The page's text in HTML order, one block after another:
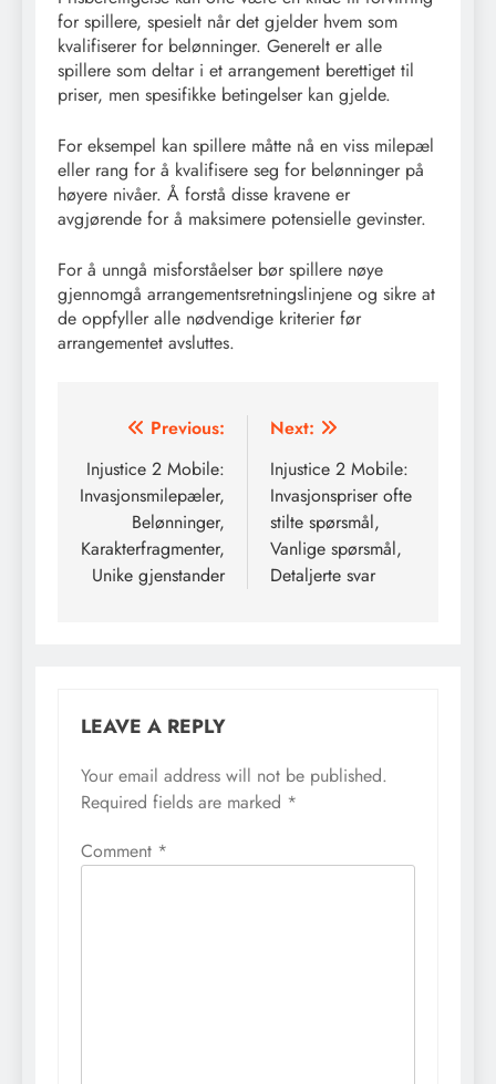
for spillere, spesielt når det gjelder hvem som
kvalifiserer for belønninger. Generelt er alle
spillere som deltar i et arrangement berettiget til
priser, men spesifikke betingelser kan gjelde.
For eksempel kan spillere måtte nå en viss milepæl
eller rang for å kvalifisere seg for belønninger på
høyere nivåer. Å forstå disse kravene er
avgjørende for å maksimere potensielle gevinster.
For å unngå misforståelser bør spillere nøye
gjennomgå arrangementsretningslinjene og sikre at
de oppfyller alle nødvendige kriterier før
arrangementet avsluttes.
Post
navigation
Previous:
Injustice 2 Mobile:
Invasjonsmilepæler,
Belønninger,
Karakterfragmenter,
Unike gjenstander
Next:
Injustice 2 Mobile:
Invasjonspriser ofte
stilte spørsmål,
Vanlige spørsmål,
Detaljerte svar
LEAVE A REPLY
Your email address will not be published.
Required fields are marked *
Comment *